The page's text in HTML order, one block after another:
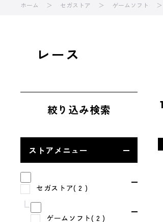
ホーム セガストア ゲームソフト
レース
絞り込み検索
ストアメニュー
セガストア( 2 )
ゲームソフト( 2 )
1